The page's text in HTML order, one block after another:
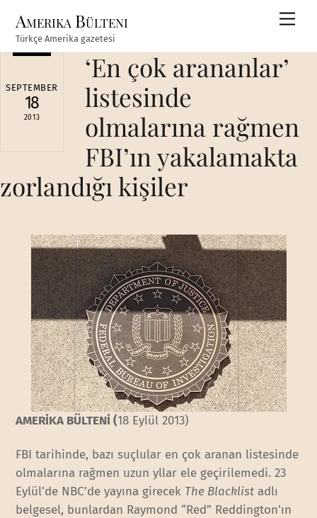
content
Amerika Bülteni
Türkçe Amerika gazetesi
SEPTEMBER
18
2013
‘En çok arananlar’
listesinde
olmalarına rağmen
FBI’ın yakalamakta
zorlandığı kişiler
AMERİKA BÜLTENİ (18 Eylül 2013)
FBI tarihinde, bazı suçlular en çok aranan listesinde
olmalarına rağmen uzun yllar ele geçirilemedi. 23
Eylül’de NBC’de yayına girecek The Blacklist adlı
belgesel, bunlardan Raymond “Red” Reddington’ın